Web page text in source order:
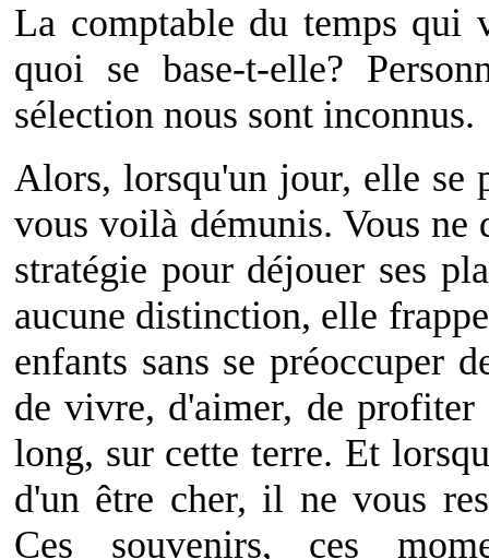
La comptable du temps qui
quoi se base-t-elle?
sélection nous sont inconnus.
Alors, lorsqu'un jour, elle se
vous voilà démunis. Vous ne
stratégie pour déjouer ses
aucune distinction, elle
enfants sans se préoccuper
de vivre, d'aimer, de profiter
long, sur cette terre. Et
d'un être cher, il ne vous
Ces souvenirs, ces